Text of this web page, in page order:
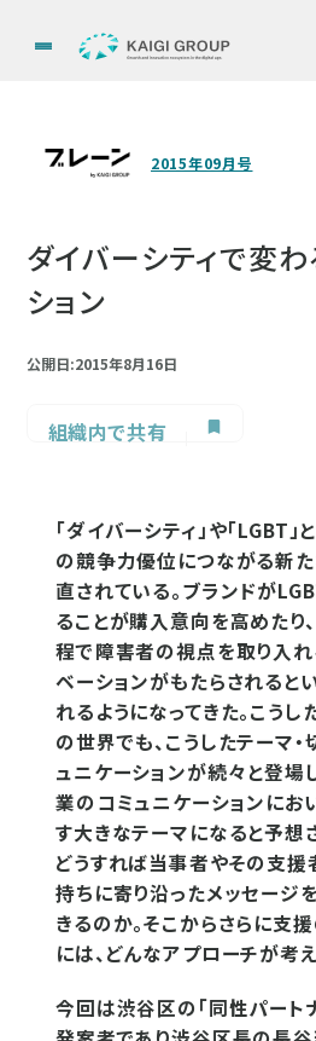
2015年09月号
ダイバーシティで変
ション
公開日:2015年8月16日
組織内で共有
「ダイバーシティ」や「LGBT
の競争力優位につながる新
直されている。ブランドが
ることが購入意向を高めたり
程で障害者の視点を取り入れ
ベーションがもたらされると
れるようになってきた。こう
の世界でも、こうしたテーマ
ュニケーションが続々と登場
業のコミュニケーションにお
す大きなテーマになると予想
どうすれば当事者やその支援
持ちに寄り沿ったメッセージ
きるのか。そこからさらに支
には、どんなアプローチが考
今回は渋谷区の「同性パート